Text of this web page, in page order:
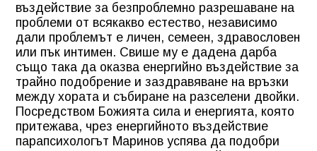
въздействие за безпроблемно разрешаване на
проблеми от всякакво естество, независимо
дали проблемът е личен, семеен, здравословен
или пък интимен. Свише му е дадена дарба
също така да оказва енергийно въздействие за
трайно подобрение и заздравяване на връзки
между хората и събиране на разселени двойки.
Посредством Божията сила и енергията, която
притежава, чрез енергийното въздействие
парапсихологът Маринов успява да подобри